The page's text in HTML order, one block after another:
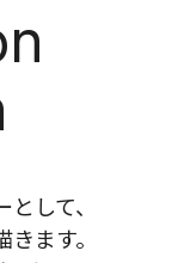
して、
ます。